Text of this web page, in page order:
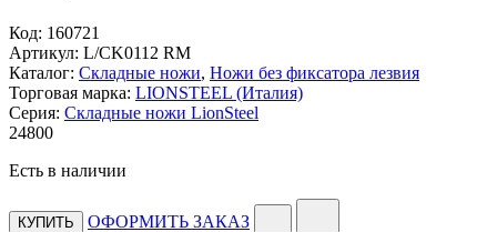
Код: 160721
Артикул: L/CK0112 RM
Каталог: Складные ножи, Ножи без фиксатора лезвия
Торговая марка: LIONSTEEL (Италия)
Серия: Складные ножи LionSteel
24800
Есть в наличии
КУПИТЬ
ОФОРМИТЬ ЗАКАЗ